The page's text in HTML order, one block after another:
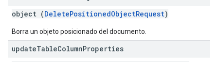
object (DeletePositionedObjectRequest)
Borra un objeto posicionado del documento.
updateTableColumnProperties